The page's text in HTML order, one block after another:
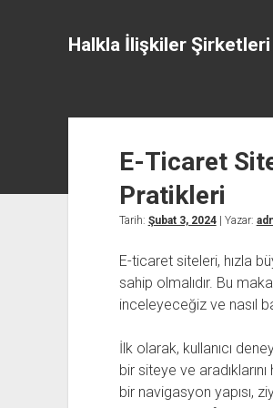
Halkla İlişkiler Şirketleri
E-Ticaret
Pratikleri
Tarih: Şubat 3, 2024| Yazar:
E-ticaret siteleri, hızla
sahip olmalıdır. Bu
inceleyeceğiz ve nasıl
İlk olarak, kullanıcı
bir siteye ve
bir navigasyon yapısı,